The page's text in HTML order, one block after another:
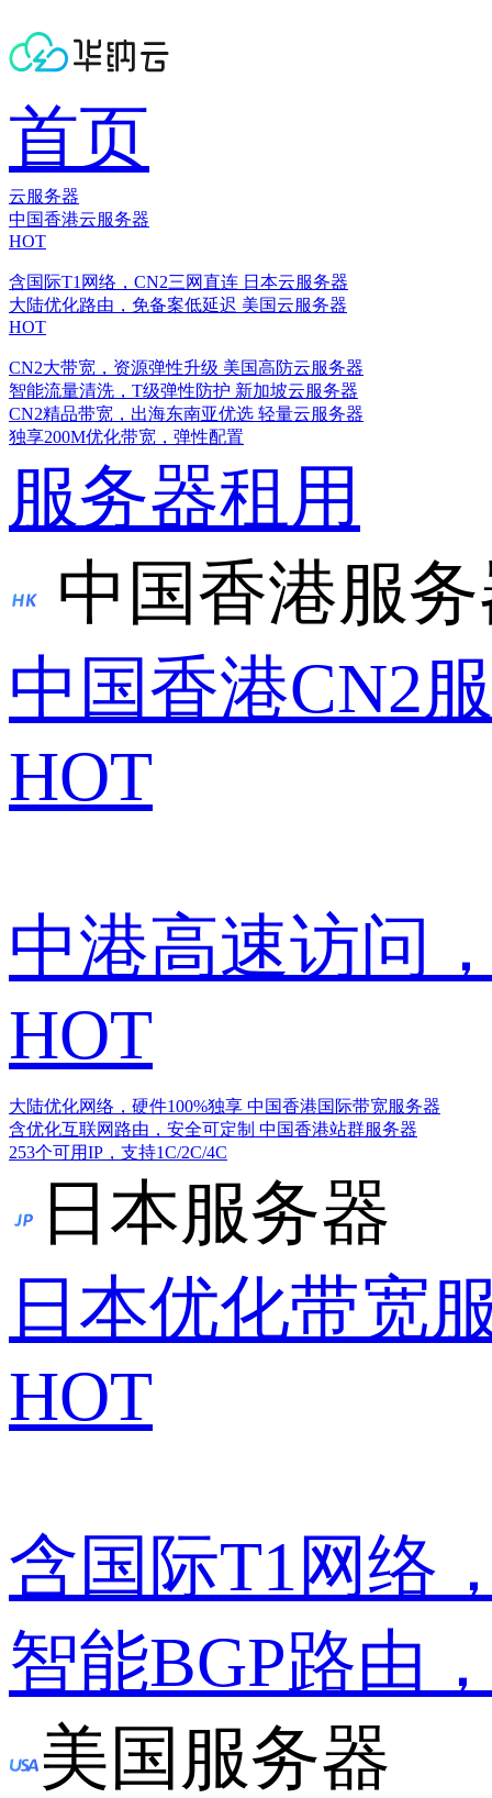
首页
云服务器
中国香港云服务器
HOT
含国际T1网络，CN2三网直连 日本云服务器
大陆优化路由，免备案低延迟 美国云服务器
HOT
CN2大带宽，资源弹性升级 美国高防云服务器
智能流量清洗，T级弹性防护 新加坡云服务器
CN2精品带宽，出海东南亚优选 轻量云服务器
独享200M优化带宽，弹性配置
服务器租用
中国香港服
中国香港CN2
HOT
中港高速访问
HOT
大陆优化网络，硬件100%独享 中国香港国际带宽服务器
含优化互联网路由，安全可定制 中国香港站群服务器
253个可用IP，支持1C/2C/4C
日本服务器
日本优化带宽
HOT
含国际T1网络
智能BGP路由
美国服务器